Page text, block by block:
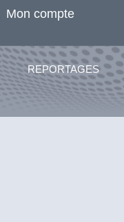
Mon compte
REPORTAGES